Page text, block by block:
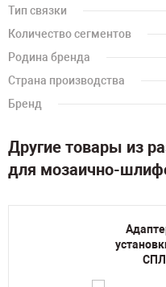
Тип связки
Количество сегментов
Родина бренда
Страна производства
Бренд
Другие товары из
для мозаично-